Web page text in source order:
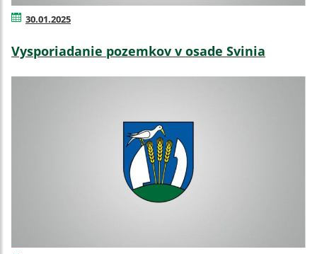
30.01.2025
Vysporiadanie pozemkov v osade Svinia